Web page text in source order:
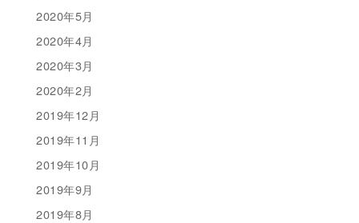
2020年5月
2020年4月
2020年3月
2020年2月
2019年12月
2019年11月
2019年10月
2019年9月
2019年8月